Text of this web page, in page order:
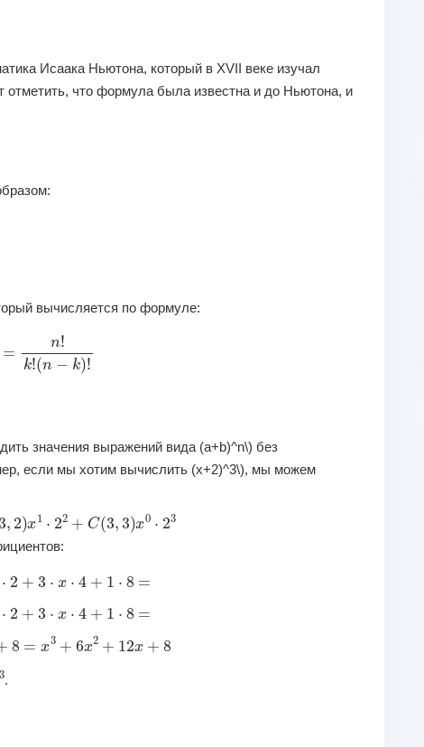
Исаака Ньютона, который в XVII веке изучал
что формула была известна и до Ньютона, и
вычисляется по формуле:
n−
значения выражений вида (a+b)^n\) без
если мы хотим вычислить (x+2)^3\), мы можем
2 2+ C 3,3 0⋅23
⋅2 + 3⋅ 1 ⋅8 =
⋅2 + 3⋅ 1 ⋅8 =
8 + 2 +12 x+8
.